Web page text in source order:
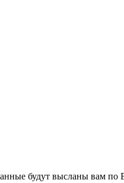
будут высланы вам по